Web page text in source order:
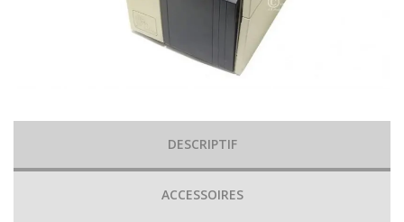
DESCRIPTIF
ACCESSOIRES